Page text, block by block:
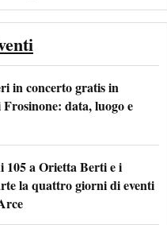
in concerto gratis in
data, luogo e
105 a Orietta Berti e i
la quattro giorni di eventi